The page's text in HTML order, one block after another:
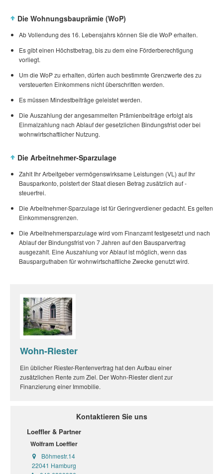
Die Wohnungsbauprämie (WoP)
Ab Vollendung des 16. Lebensjahrs können Sie die WoP erhalten.
Es gibt einen Höchstbetrag, bis zu dem eine Förderberechtigung
vorliegt.
Um die WoP zu erhalten, dürfen auch bestimmte Grenzwerte des zu
versteuerten Einkommens nicht überschritten werden.
Es müssen Mindestbeiträge geleistet werden.
Die Auszahlung der angesammelten Prämienbeiträge erfolgt als
Einmalzahlung nach Ablauf der gesetzlichen Bindungsfrist oder bei
wohnwirtschaftlicher Nutzung.
Die Arbeitnehmer-Sparzulage
Zahlt Ihr Arbeitgeber vermögenswirksame Leistungen (VL) auf Ihr
Bausparkonto, polstert der Staat diesen Betrag zusätzlich auf -
steuerfrei.
Die Arbeitnehmer-Sparzulage ist für Geringverdiener gedacht. Es gelten
Einkommensgrenzen.
Die Arbeitnehmersparzulage wird vom Finanzamt festgesetzt und nach
Ablauf der Bindungsfrist von 7 Jahren auf den Bausparvertrag
ausgezahlt. Eine Auszahlung vor Ablauf ist möglich, wenn das
Bausparguthaben für wohnwirtschaftliche Zwecke genutzt wird.
Wohn-Riester
Ein üblicher Riester-Rentenvertrag hat den Aufbau einer
zusätzlichen Rente zum Ziel. Der Wohn-Riester dient zur
Finanzierung einer Immobilie.
Kontaktieren Sie uns
Loeffler & Partner
Wolfram Loeffler
Böhmestr.14
22041 Hamburg